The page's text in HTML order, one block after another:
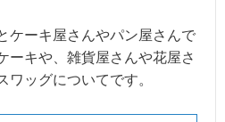
ケーキ屋さんやパン屋さんで
ーキや、雑貨屋さんや花屋さ
ワッグについてです。